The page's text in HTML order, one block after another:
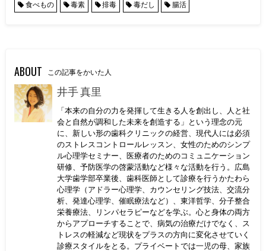
食べもの 毒素 排毒 毒だし 腸活
ABOUT この記事をかいた人
井手 真里
「本来の自分の力を発揮して生きる人を創出し、人と社
会と自然が調和した未来を創造する」という理念の元
に、新しい形の歯科クリニックの経営、現代人には必須
のストレスコントロールレッスン、女性のためのシンプ
ル心理学セミナー、医療者のためのコミュニケーション
研修、予防医学の啓蒙活動など様々な活動を行う。広島
大学歯学部卒業後、歯科医師として診療を行うかたわら
心理学（アドラー心理学、カウンセリング技法、交流分
析、発達心理学、催眠療法など）、東洋哲学、分子整合
栄養療法、リンパセラピーなどを学ぶ。心と身体の両方
からアプローチすることで、病気の治療だけでなく、ス
トレスの軽減など現状をプラスの方向に変化させていく
診療スタイルをとる。プライベートでは一児の母、家族